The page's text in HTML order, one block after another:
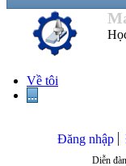
Về tôi
...
Đăng nhập
Diễn